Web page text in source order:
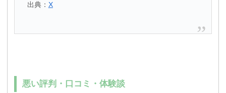
出典： X
悪い評判・口コミ・体験談